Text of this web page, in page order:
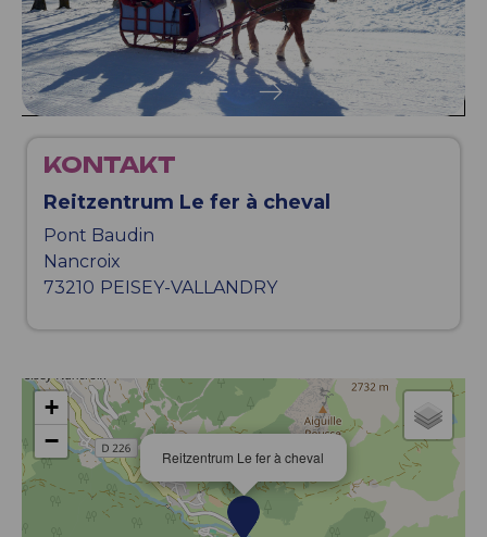
KONTAKT
Reitzentrum Le fer à cheval
Pont Baudin
Nancroix
73210 PEISEY-VALLANDRY
Reitzentrum Le fer à cheval
+
−